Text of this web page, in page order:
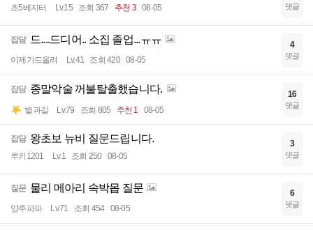
초5베지터 Lv.15 조회 367 추천 3 08-05 댓글
잡담 드....드디어.. 소집 졸업...ㅠㅠ
이제가드올려 Lv.41 조회 420 08-05
4
댓글
잡담 종말악술 꺼불탈출했습니다.
별과길 Lv.79 조회 805 추천 1 08-05
16
댓글
잡담 왕초보 뉴비 질문드립니다.
루키1201 Lv.1 조회 250 08-05
3
댓글
질문 물리 메아리 속박몹 질문
양주파파 Lv.71 조회 454 08-05
6
댓글